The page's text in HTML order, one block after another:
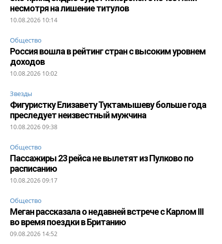
несмотря на лишение титулов
10.08.2026 10:14
Общество
Россия вошла в рейтинг стран с высоким уровнем
доходов
10.08.2026 10:02
Звезды
Фигуристку Елизавету Туктамышеву больше года
преследует неизвестный мужчина
10.08.2026 09:38
Общество
Пассажиры 23 рейса не вылетят из Пулково по
расписанию
10.08.2026 09:17
Общество
Меган рассказала о недавней встрече с Карлом III
во время поездки в Британию
09.08.2026 14:52